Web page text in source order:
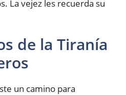
La vejez les recuerda su
de la Tiranía
un camino para